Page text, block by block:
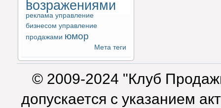
возражениями
реклама управление
бизнесом управление
продажами юмор
Мета теги
© 2009-2024 "Клуб
допускается с указанием